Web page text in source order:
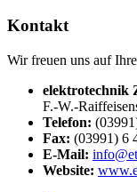
Kontakt
Wir freuen uns auf
elektrotechnik
F.-W.-
Telefon:
Fax: (03991) 6
E-Mail:
Website: